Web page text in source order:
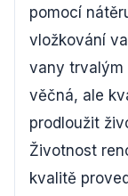
pomocí
vložkování
vany trvalým
věčná, ale
prodloužit
Životnost
kvalitě